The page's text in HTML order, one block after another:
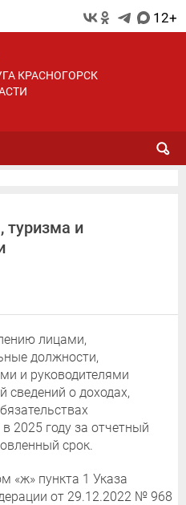
12+
КРАСНОГОРСК
туризма и
лицами,
должности,
и руководителями
сведений о доходах,
2025 году за отчетный
срок.
«ж» пункта 1 Указа
от 29.12.2022 № 968